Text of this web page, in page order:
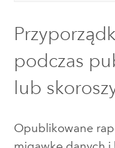
podczas
lub
Opublikowane